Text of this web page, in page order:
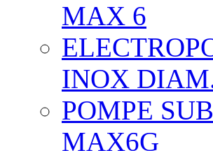
MAX 6
INOX
POMPE
MAX6G